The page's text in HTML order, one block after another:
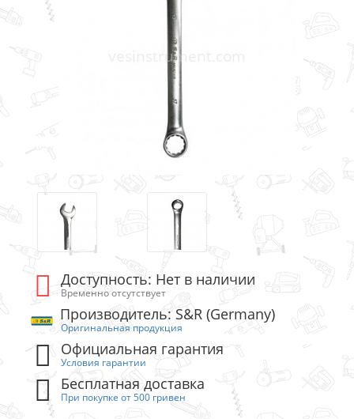
Доступность: Нет в наличии
Временно отсутствует
Производитель: S&R (Germany)
Оригинальная продукция
Официальная гарантия
Условия гарантии
Бесплатная доставка
При покупке от 500 гривен